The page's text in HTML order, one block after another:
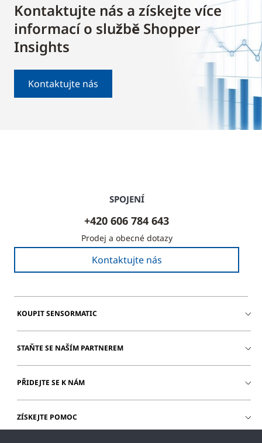
Kontaktujte nás a získejte více
informací o službě Shopper
Insights
Kontaktujte nás
SPOJENÍ
+420 606 784 643
Prodej a obecné dotazy
Kontaktujte nás
KOUPIT SENSORMATIC
STAŇTE SE NAŠÍM PARTNEREM
PŘIDEJTE SE K NÁM
ZÍSKEJTE POMOC